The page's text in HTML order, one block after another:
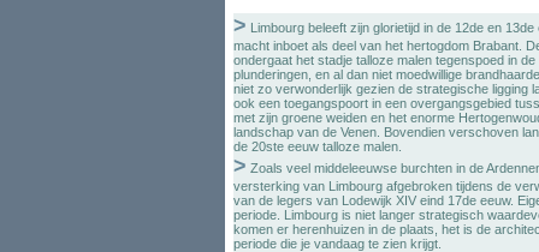
> Limbourg beleeft zijn glorietijd in de 12de en
macht inboet als deel van het hertogdom Brabant.
ondergaat het stadje talloze malen tegenspoed in
plunderingen, en al dan niet moedwillige
niet zo verwonderlijk gezien de strategische ligging
ook een toegangspoort in een overgangsgebied
met zijn groene weiden en het enorme
landschap van de Venen. Bovendien verschoven
de 20ste eeuw talloze malen.
> Zoals veel middeleeuwse burchten in de
versterking van Limbourg afgebroken tijdens de
van de legers van Lodewijk XIV eind 17de eeuw.
periode. Limbourg is niet langer strategisch
komen er herenhuizen in de plaats, het is de
periode die je vandaag te zien krijgt.